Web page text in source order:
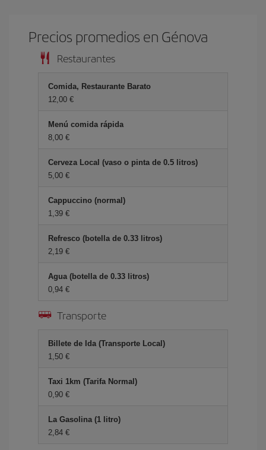
Precios promedios en Génova
Restaurantes
Comida, Restaurante Barato
12,00 €
Menú comida rápida
8,00 €
Cerveza Local (vaso o pinta de 0.5 litros)
5,00 €
Cappuccino (normal)
1,39 €
Refresco (botella de 0.33 litros)
2,19 €
Agua (botella de 0.33 litros)
0,94 €
Transporte
Billete de Ida (Transporte Local)
1,50 €
Taxi 1km (Tarifa Normal)
0,90 €
La Gasolina (1 litro)
2,84 €